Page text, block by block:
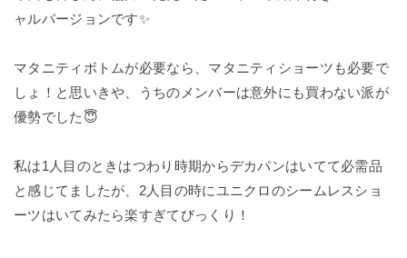
ャルバージョンです✨
マタニティボトムが必要なら、マタニティショーツも必要で
しょ！と思いきや、うちのメンバーは意外にも買わない派が
優勢でした😇
私は1人目のときはつわり時期からデカパンはいてて必需品
と感じてましたが、2人目の時にユニクロのシームレスショ
ーツはいてみたら楽すぎてびっくり！